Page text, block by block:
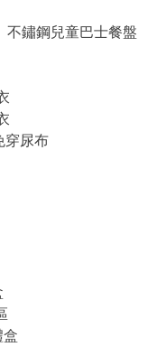
不鏽鋼兒童巴士餐盤
穿尿布